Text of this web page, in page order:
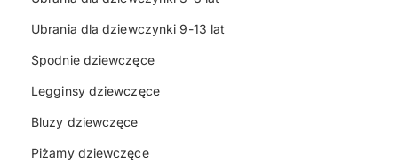
Ubrania dla dziewczynki 9-13 lat
Spodnie dziewczęce
Legginsy dziewczęce
Bluzy dziewczęce
Piżamy dziewczęce